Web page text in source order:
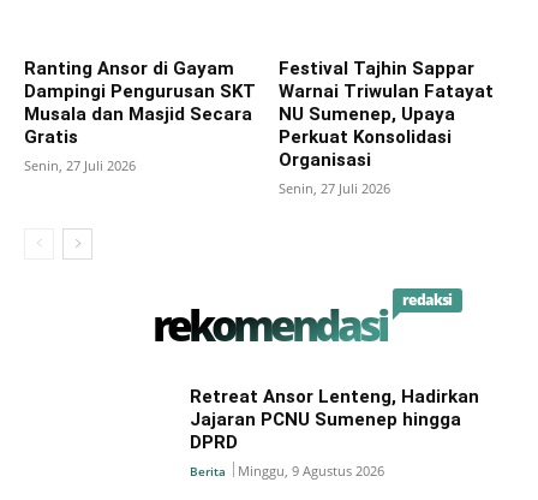
Ranting Ansor di Gayam
Dampingi Pengurusan SKT
Musala dan Masjid Secara
Gratis
Senin, 27 Juli 2026
Festival Tajhin Sappar
Warnai Triwulan Fatayat
NU Sumenep, Upaya
Perkuat Konsolidasi
Organisasi
Senin, 27 Juli 2026
rekomendasi redaksi
Retreat Ansor Lenteng, Hadirkan
Jajaran PCNU Sumenep hingga
DPRD
Berita Minggu, 9 Agustus 2026